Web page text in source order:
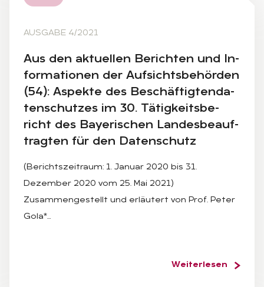
AUSGABE 4/2021
Aus den ak­tu­el­len Be­rich­ten und In­
for­ma­tio­nen der Auf­sichts­be­hör­den
(54): As­pek­te des Be­schäf­tig­ten­da­
ten­schut­zes im 30. Tä­tig­keits­be­
richt des Baye­ri­schen Lan­des­be­auf­
trag­ten für den Da­ten­schutz
(Berichtszeitraum: 1. Januar 2020 bis 31.
Dezember 2020 vom 25. Mai 2021)
Zusammengestellt und erläutert von Prof. Peter
Gola*…
Weiterlesen